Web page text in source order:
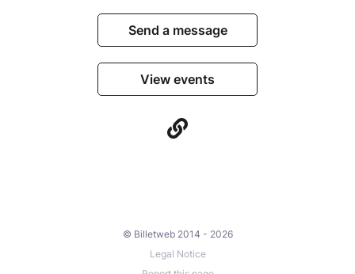
Send a message
View events
© Billetweb 2014 - 2026
Legal Notice